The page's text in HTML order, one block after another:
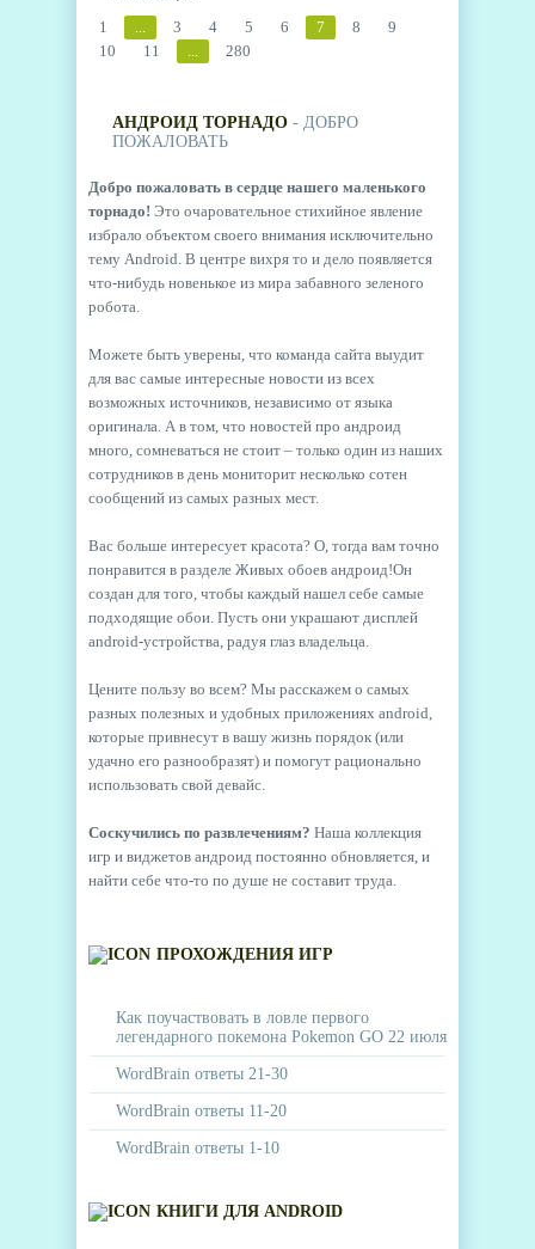
1 ... 3 4 5 6 7 8
9
10
11 ... 280
АНДРОИД ТОРНАДО - ДОБРО
ПОЖАЛОВАТЬ
Добро пожаловать в сердце нашего маленького
торнадо! Это очаровательное стихийное явление
избрало объектом своего внимания исключительно
тему Android. В центре вихря то и дело появляется
что-нибудь новенькое из мира забавного зеленого
робота.
Можете быть уверены, что команда сайта выудит
для вас самые интересные новости из всех
возможных источников, независимо от языка
оригинала. А в том, что новостей про андроид
много, сомневаться не стоит – только один из наших
сотрудников в день мониторит несколько сотен
сообщений из самых разных мест.
Вас больше интересует красота? О, тогда вам точно
понравится в разделе Живых обоев андроид!Он
создан для того, чтобы каждый нашел себе самые
подходящие обои. Пусть они украшают дисплей
android-устройства, радуя глаз владельца.
Цените пользу во всем? Мы расскажем о самых
разных полезных и удобных приложениях android,
которые привнесут в вашу жизнь порядок (или
удачно его разнообразят) и помогут рационально
использовать свой девайс.
Соскучились по развлечениям? Наша коллекция
игр и виджетов андроид постоянно обновляется, и
найти себе что-то по душе не составит труда.
ПРОХОЖДЕНИЯ ИГР
Как поучаствовать в ловле первого
легендарного покемона Pokemon GO 22 июля
WordBrain ответы 21-30
WordBrain ответы 11-20
WordBrain ответы 1-10
КНИГИ ДЛЯ ANDROID